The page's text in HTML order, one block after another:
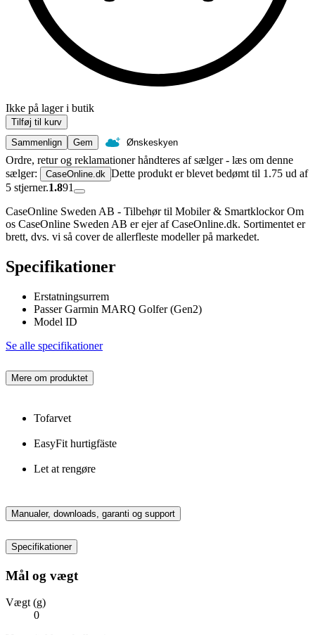
Ikke på lager i butik
Tilføj til kurv
Sammenlign
Gem Ønskeskyen
Ordre, retur og reklamationer håndteres af sælger - læs om denne
sælger:
CaseOnline.dk Dette produkt er blevet bedømt til 1.75 ud af
5 stjerner.1.891
CaseOnline Sweden AB - Tilbehør til Mobiler & Smartklockor Om
os CaseOnline Sweden AB er ejer af CaseOnline.dk. Sortimentet er
brett, dvs. vi så cover de allerfleste modeller på markedet.
Specifikationer
Erstatningsurrem
Passer Garmin MARQ Golfer (Gen2)
Model ID
Se alle specifikationer
Mere om produktet
Tofarvet
EasyFit hurtigfäste
Let at rengøre
Manualer, downloads, garanti og support
Specifikationer
Mål og vægt
Vægt (g)
0